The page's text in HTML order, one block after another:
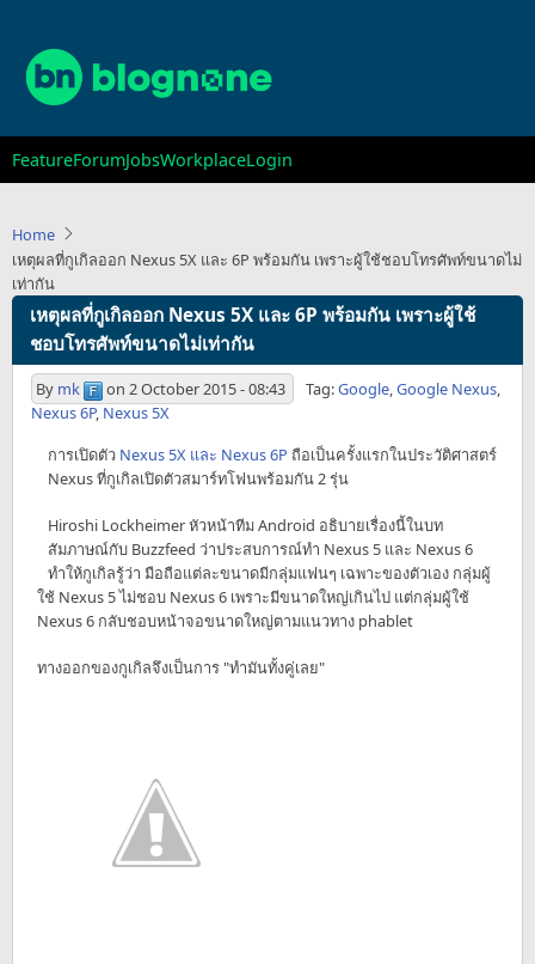
main
content
Main
navigation
FeatureForumJobsWorkplaceLogin
Home
เหตุผลที่กูเกิลออก Nexus 5X และ 6P พร้อมกัน เพราะผู้ใช้ชอบโทรศัพท์ขนาดไม่
เท่ากัน
เหตุผลที่กูเกิลออก Nexus 5X และ 6P พร้อมกัน เพราะผู้ใช้
ชอบโทรศัพท์ขนาดไม่เท่ากัน
By mk on 2 October 2015 - 08:43 Tag:Google,Google Nexus,
Nexus 6P, Nexus 5X
การเปิดตัว Nexus 5X และ Nexus 6P ถือเป็นครั้งแรกในประวัติศาสตร์
Nexus ที่กูเกิลเปิดตัวสมาร์ทโฟนพร้อมกัน 2 รุ่น
Hiroshi Lockheimer หัวหน้าทีม Android อธิบายเรื่องนี้ในบท
สัมภาษณ์กับ Buzzfeed ว่าประสบการณ์ทำ Nexus 5 และ Nexus 6
ทำให้กูเกิลรู้ว่า มือถือแต่ละขนาดมีกลุ่มแฟนๆ เฉพาะของตัวเอง กลุ่มผู้
ใช้ Nexus 5 ไม่ชอบ Nexus 6 เพราะมีขนาดใหญ่เกินไป แต่กลุ่มผู้ใช้
Nexus 6 กลับชอบหน้าจอขนาดใหญ่ตามแนวทาง phablet
ทางออกของกูเกิลจึงเป็นการ "ทำมันทั้งคู่เลย"